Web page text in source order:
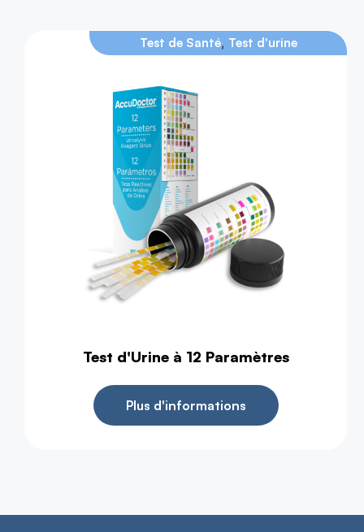
Test de Santé, Test d'urine
Test d'Urine à 12 Paramètres
Plus d'informations